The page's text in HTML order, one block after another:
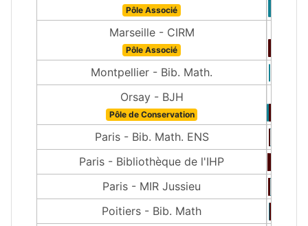
Pôle Associé
Marseille - CIRM
Pôle Associé
Montpellier - Bib. Math.
Orsay - BJH
Pôle de Conservation
Paris - Bib. Math. ENS
Paris - Bibliothèque de l'IHP
Paris - MIR Jussieu
Poitiers - Bib. Math